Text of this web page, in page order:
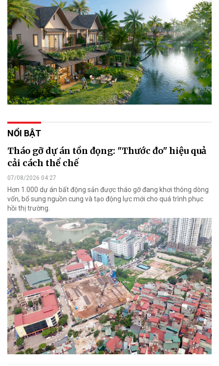
NỔI BẬT
Tháo gỡ dự án tồn đọng: "Thước đo" hiệu quả
cải cách thể chế
07/08/2026 04:27
Hơn 1.000 dự án bất động sản được tháo gỡ đang khơi thông dòng
vốn, bổ sung nguồn cung và tạo động lực mới cho quá trình phục
hồi thị trường.